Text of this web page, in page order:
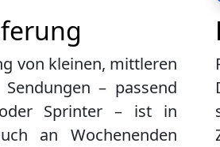
von kleinen, mittleren
– passend
Sprinter – ist in
an Wochenenden